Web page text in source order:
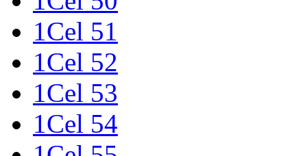
1Cel 51
1Cel 52
1Cel 53
1Cel 54